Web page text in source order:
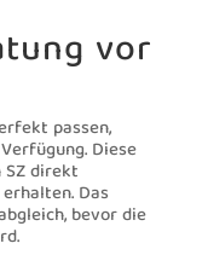
vor
passen,
Diese
direkt
Das
bevor die